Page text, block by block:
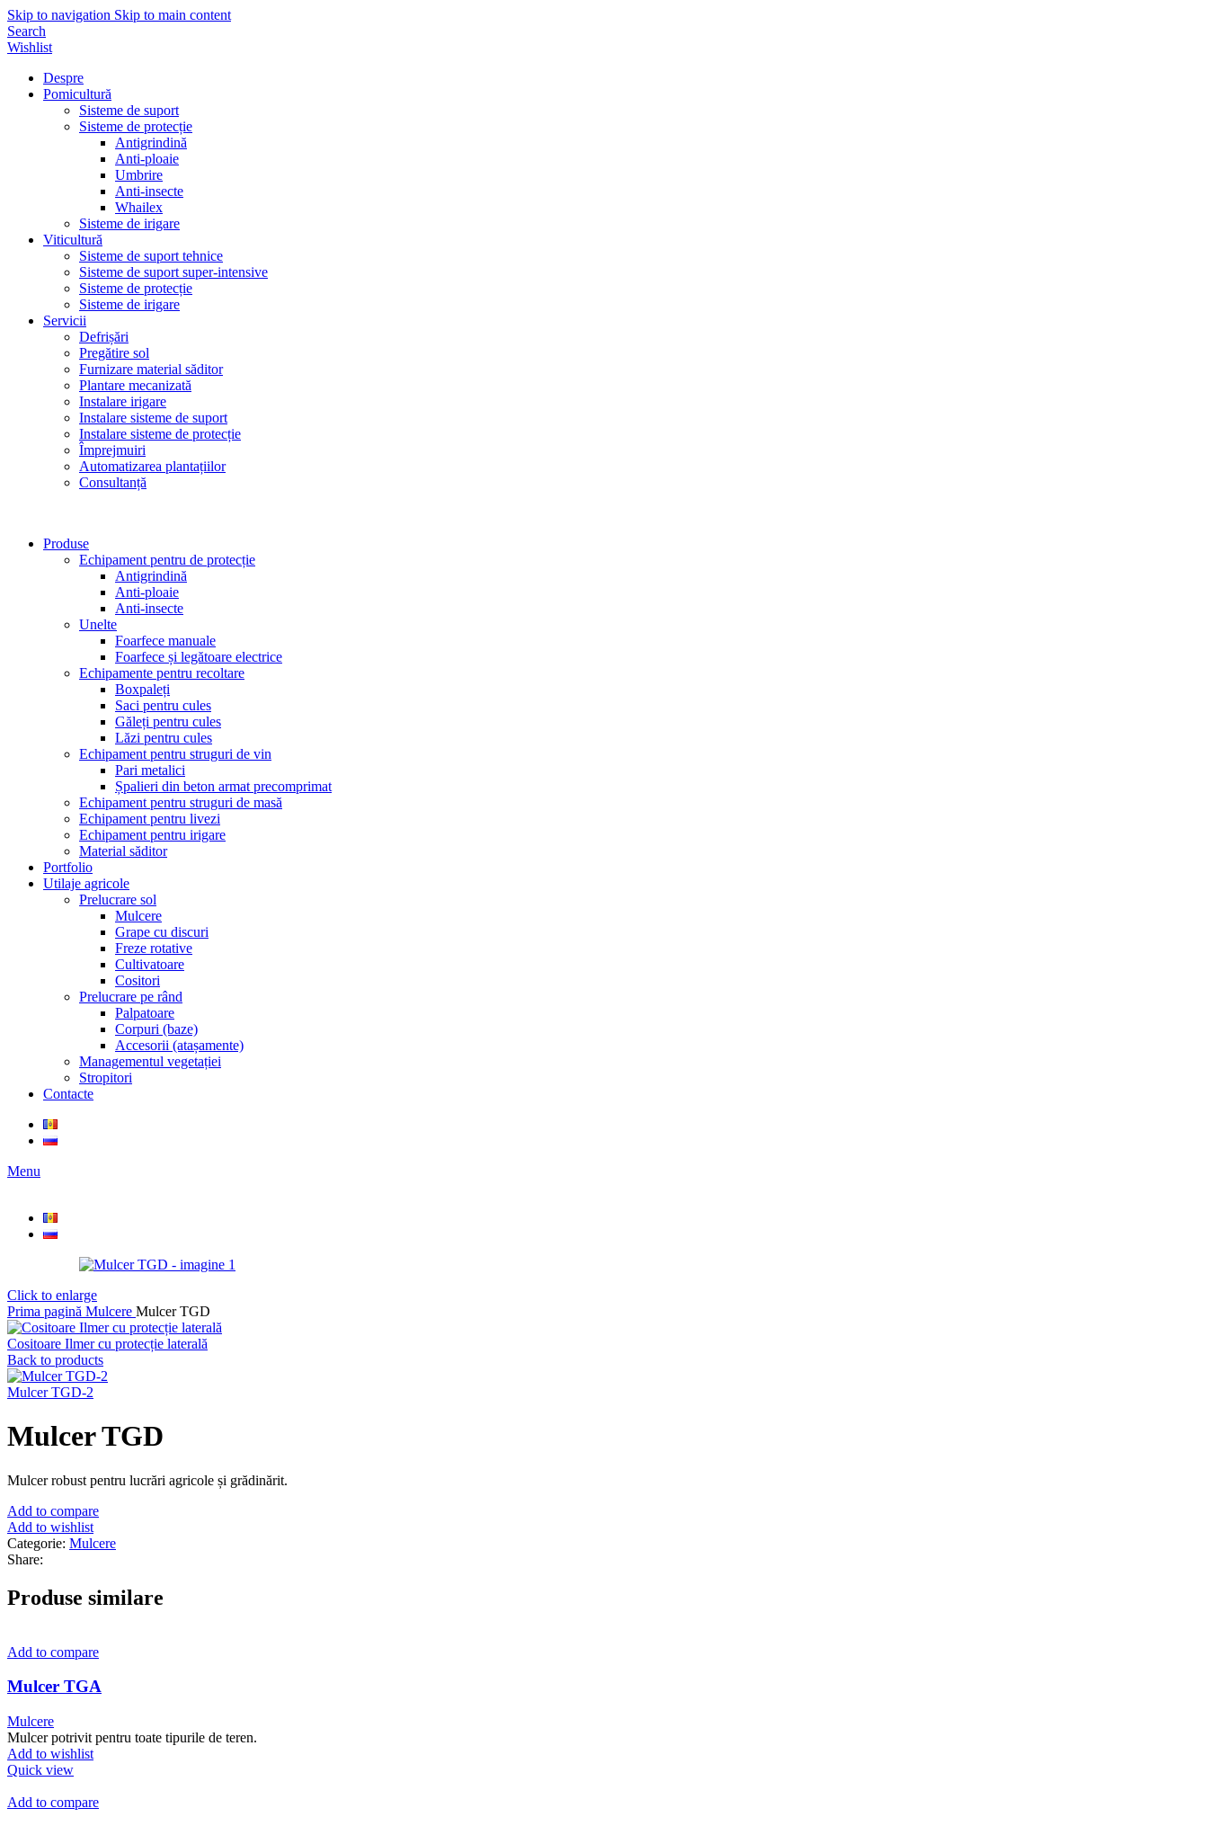
Skip to navigation Skip to main content
Search
Wishlist
Despre
Pomicultură
Sisteme de suport
Sisteme de protecție
Antigrindină
Anti-ploaie
Umbrire
Anti-insecte
Whailex
Sisteme de irigare
Viticultură
Sisteme de suport tehnice
Sisteme de suport super-intensive
Sisteme de protecție
Sisteme de irigare
Servicii
Defrișări
Pregătire sol
Furnizare material săditor
Plantare mecanizată
Instalare irigare
Instalare sisteme de suport
Instalare sisteme de protecție
Împrejmuiri
Automatizarea plantațiilor
Consultanță
Produse
Echipament pentru de protecție
Antigrindină
Anti-ploaie
Anti-insecte
Unelte
Foarfece manuale
Foarfece și legătoare electrice
Echipamente pentru recoltare
Boxpaleți
Saci pentru cules
Găleți pentru cules
Lăzi pentru cules
Echipament pentru struguri de vin
Pari metalici
Șpalieri din beton armat precomprimat
Echipament pentru struguri de masă
Echipament pentru livezi
Echipament pentru irigare
Material săditor
Portfolio
Utilaje agricole
Prelucrare sol
Mulcere
Grape cu discuri
Freze rotative
Cultivatoare
Cositori
Prelucrare pe rând
Palpatoare
Corpuri (baze)
Accesorii (atașamente)
Managementul vegetației
Stropitori
Contacte
Menu
Click to enlarge
Prima pagină Mulcere Mulcer TGD
Cositoare Ilmer cu protecție laterală
Back to products
Mulcer TGD-2
Mulcer TGD
Mulcer robust pentru lucrări agricole și grădinărit.
Add to compare
Add to wishlist
Categorie: Mulcere
Share:
Produse similare
Add to compare
Mulcer TGA
Mulcere
Mulcer potrivit pentru toate tipurile de teren.
Add to wishlist
Quick view
Add to compare